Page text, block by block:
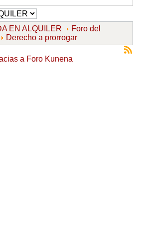
EN ALQUILER
Foro del
Derecho a prorrogar
a Foro Kunena